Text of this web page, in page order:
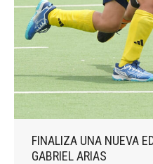
FINALIZA UNA NUEVA
GABRIEL ARIAS